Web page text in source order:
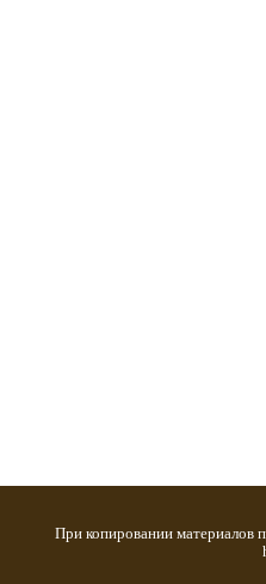
При копировании материалов